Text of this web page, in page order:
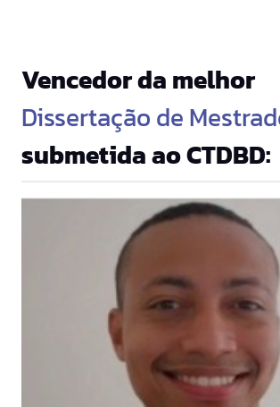
Vencedor da melhor
Dissertação de
submetida ao CTDBD: